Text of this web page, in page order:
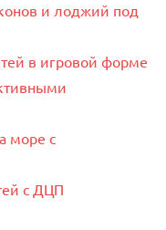
и лоджий под
в игровой форме
море с
с ДЦП